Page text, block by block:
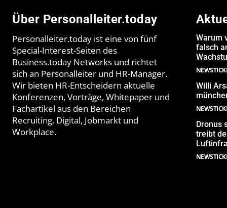
Über Personalleiter.today
Personalleiter.today ist eine von fünf
Special-Interest-Seiten des
Business.today Networks und richtet
sich an Personalleiter und HR-Manager.
Wir bieten HR-Entscheidern aktuelle
Konferenzen, Vorträge, Whitepaper und
Fachartikel aus den Bereichen
Recruiting, Digital, Jobmarkt und
Workplace.
Warum
falsch
Willi
Dronus
treibt